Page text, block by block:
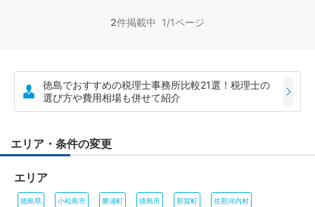
2件掲載中 1/1ページ
徳島でおすすめの税理士事務所比較21選！税理士の
選び方や費用相場も併せて紹介
エリア・条件の変更
エリア
徳島県 小松島市 勝浦町 徳島市 那賀町 佐那河内村